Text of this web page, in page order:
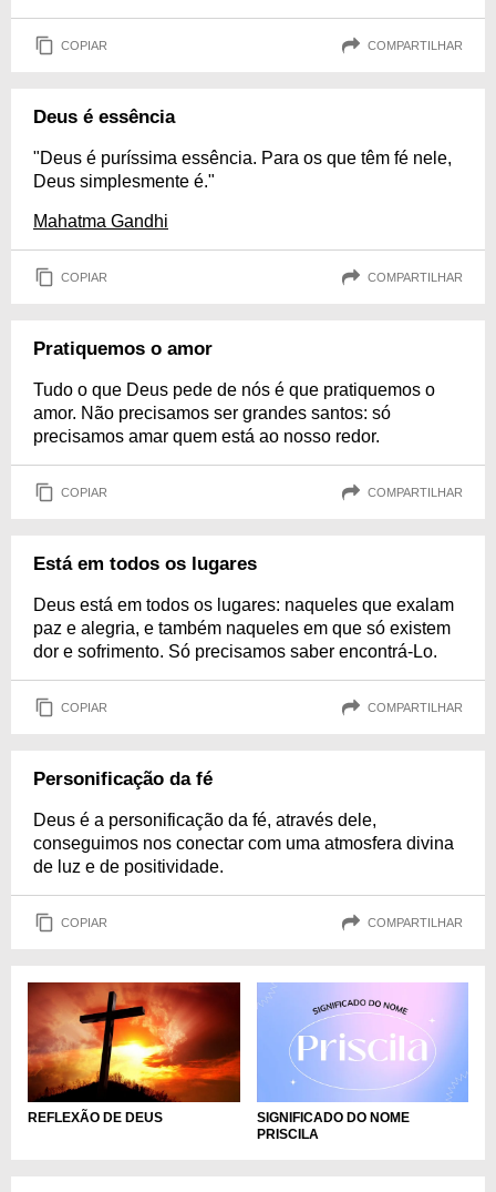
COPIAR COMPARTILHAR
Deus é essência
"Deus é puríssima essência. Para os que têm fé nele,
Deus simplesmente é."
Mahatma Gandhi
COPIAR COMPARTILHAR
Pratiquemos o amor
Tudo o que Deus pede de nós é que pratiquemos o
amor. Não precisamos ser grandes santos: só
precisamos amar quem está ao nosso redor.
COPIAR COMPARTILHAR
Está em todos os lugares
Deus está em todos os lugares: naqueles que exalam
paz e alegria, e também naqueles em que só existem
dor e sofrimento. Só precisamos saber encontrá-Lo.
COPIAR COMPARTILHAR
Personificação da fé
Deus é a personificação da fé, através dele,
conseguimos nos conectar com uma atmosfera divina
de luz e de positividade.
COPIAR COMPARTILHAR
REFLEXÃO DE DEUS
SIGNIFICADO DO NOME
PRISCILA